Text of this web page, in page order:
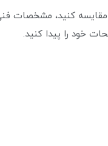
کنید، مشخصات
خود را پیدا کنید.